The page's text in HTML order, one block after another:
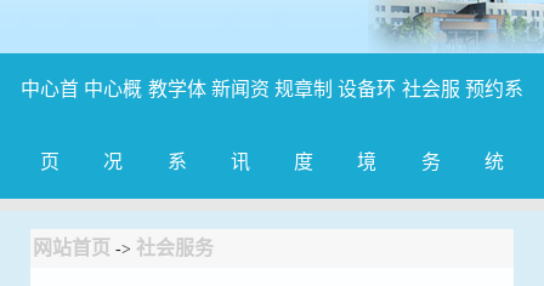
中心首
页
中心概
况
教学体
系
新闻资
讯
规章制
度
设备环
境
社会服
务
预约系
统
网站首页 -> 社会服务